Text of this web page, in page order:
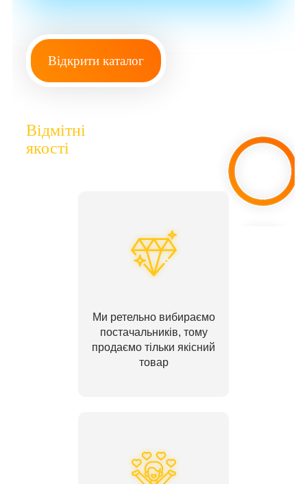
Відкрити каталог
Відмітні
якості
Ми ретельно вибираємо
постачальників, тому
продаємо тільки якісний
товар